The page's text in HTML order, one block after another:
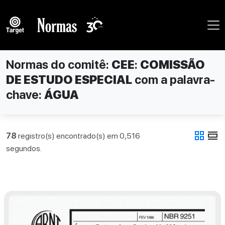
Normas do comitê: CEE: COMISSÃO
DE ESTUDO ESPECIAL com a palavra-
chave: ÁGUA
78 registro(s) encontrado(s) em 0,516
segundos.
grid_view view_day